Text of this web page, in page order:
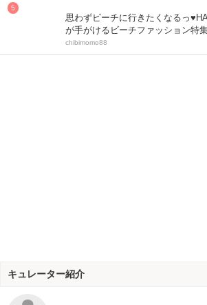
思わずビーチに行きたくなるっ
が手がけるビーチファッション特
chibimomo88
キュレーター紹介